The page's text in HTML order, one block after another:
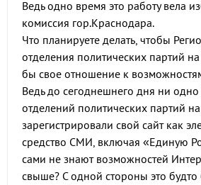
Ведь одно время это работу вела
комиссия гор.Краснодара.
Что планируете делать, чтобы
отделения политических партий
бы свое отношение к
Ведь до сегоднешнего дня ни
отделений политических партий
зарегистрировали свой сайт как
средство СМИ, включая «Единую
сами не знают возможностей
свыше? С одной стороны это